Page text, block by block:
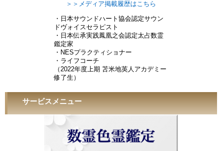
＞＞メディア掲載履歴はこちら
・日本サウンドハート協会認定サウン
ドヴォイスセラピスト
・日本伝承実践鳳凰之会認定太占数霊
鑑定家
・NESプラクティショナー
・ライフコーチ
（2022年度上期 苫米地英人アカデミー
修了生）
サービスメニュー